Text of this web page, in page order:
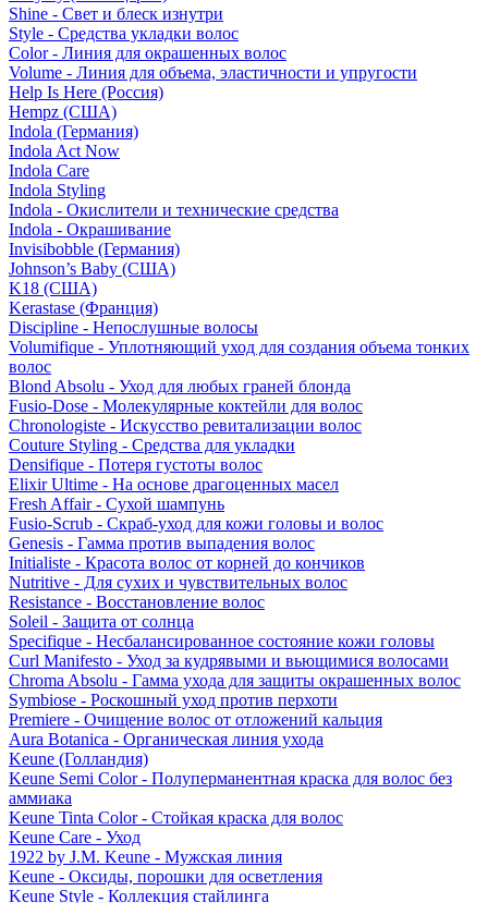
Shine - Свет и блеск изнутри
Style - Средства укладки волос
Color - Линия для окрашенных волос
Volume - Линия для объема, эластичности и упругости
Help Is Here (Россия)
Hempz (США)
Indola (Германия)
Indola Act Now
Indola Care
Indola Styling
Indola - Окислители и технические средства
Indola - Окрашивание
Invisibobble (Германия)
Johnson’s Baby (США)
K18 (США)
Kerastase (Франция)
Discipline - Непослушные волосы
Volumifique - Уплотняющий уход для создания объема тонких
волос
Blond Absolu - Уход для любых граней блонда
Fusio-Dose - Молекулярные коктейли для волос
Chronologiste - Искусство ревитализации волос
Couture Styling - Средства для укладки
Densifique - Потеря густоты волос
Elixir Ultime - На основе драгоценных масел
Fresh Affair - Сухой шампунь
Fusio-Scrub - Скраб-уход для кожи головы и волос
Genesis - Гамма против выпадения волос
Initialiste - Красота волос от корней до кончиков
Nutritive - Для сухих и чувствительных волос
Resistance - Восстановление волос
Soleil - Защита от солнца
Specifique - Несбалансированное состояние кожи головы
Curl Manifesto - Уход за кудрявыми и вьющимися волосами
Chroma Absolu - Гамма ухода для защиты окрашенных волос
Symbiose - Роскошный уход против перхоти
Premiere - Очищение волос от отложений кальция
Aura Botanica - Органическая линия ухода
Keune (Голландия)
Keune Semi Color - Полуперманентная краска для волос без
аммиака
Keune Tinta Color - Стойкая краска для волос
Keune Care - Уход
1922 by J.M. Keune - Мужская линия
Keune - Оксиды, порошки для осветления
Keune Style - Коллекция стайлинга